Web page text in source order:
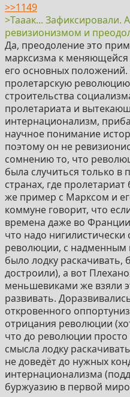
>>1149
>Тааак... Зафиксировали.
ревизионизмом и
Да, преодоление это
марксизма к
его основных
пролетарскую
строительства
пролетариата и
интернационализм,
научное понимание
поэтому он не
сомнению то, что
была случиться только
странах, где
же пример с Марксом и
коммуне говорит, что
времена даже во
что надо нигилистически
революции, с надменным
было лодку
достроили), а вот
меньшевиками же взяли
развивать.
откровенного
отрицания революции
что до революции
смысла лодку
не доведёт до нужных
интернационализма
буржуазию в первой